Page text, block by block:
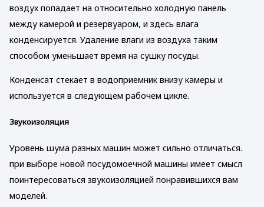
воздух попадает на относительно холодную панель
между камерой и резервуаром, и здесь влага
конденсируется. Удаление влаги из воздуха таким
способом уменьшает время на сушку посуды.
Конденсат стекает в водоприемник внизу камеры и
используется в следующем рабочем цикле.
Звукоизоляция
Уровень шума разных машин может сильно отличаться.
при выборе новой посудомоечной машины имеет смысл
поинтересоваться звукоизоляцией понравившихся вам
моделей.